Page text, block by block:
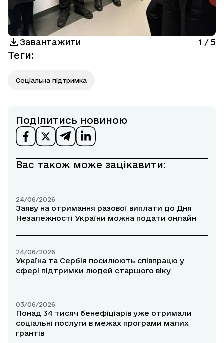
Завантажити 1 / 5
Теги:
Соціальна підтримка
Поділитись новиною
Вас також може зацікавити:
24/06/2026
Заяву на отримання разової виплати до Дня
Незалежності України можна подати онлайн
24/06/2026
Україна та Сербія посилюють співпрацю у
сфері підтримки людей старшого віку
03/06/2026
Понад 34 тисяч бенефіціарів уже отримали
соціальні послуги в межах програми малих
грантів